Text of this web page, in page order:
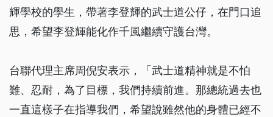
輝學校的學生，帶著李登輝的武士道公仔，在門口追
思，希望李登輝能化作千風繼續守護台灣。
台聯代理主席周倪安表示，「武士道精神就是不怕
難、忍耐，為了目標，我們持續前進。那總統過去也
一直這樣子在指導我們，希望說雖然他的身體已經不